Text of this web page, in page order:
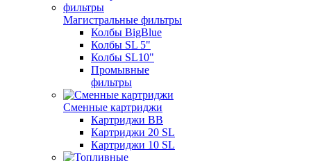
Магистральные фильтры
Колбы BigBlue
Колбы SL 5"
Колбы SL10"
Промывные
фильтры
Сменные картриджи
Картриджи BB
Картриджи 20 SL
Картриджи 10 SL